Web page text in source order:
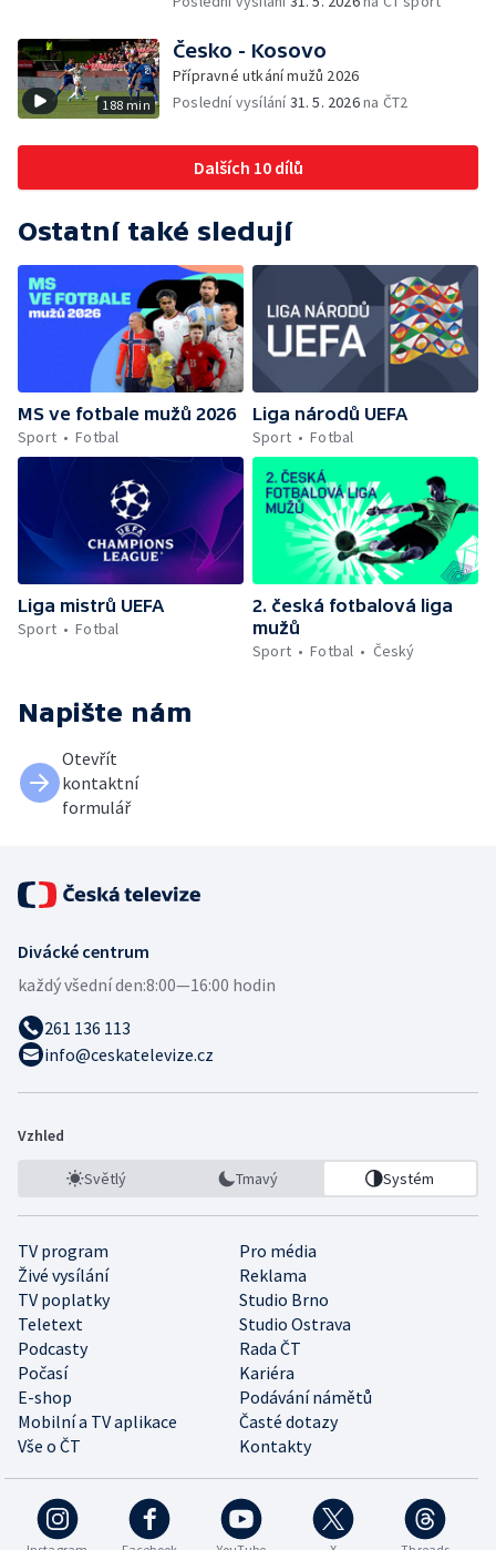
188 min
Česko - Kosovo
Přípravné utkání mužů 2026
Poslední vysílání31. 5. 2026na ČT2
Dalších 10 dílů
Ostatní také sledují
MS ve fotbale mužů 2026
Sport
Fotbal
Liga národů UEFA
Sport
Fotbal
Liga mistrů UEFA
Sport
Fotbal
2. česká fotbalová liga
mužů
Sport
Fotbal Český
Napište nám
Otevřít
kontaktní
formulář
Divácké centrum
každý všední den:8:00—16:00 hodin
261 136 113
info@ceskatelevize.cz
Vzhled
Světlý Tmavý Systém
TV program
Pro média
Živé vysílání
Reklama
TV poplatky
Studio Brno
Teletext
Studio Ostrava
Podcasty
Rada ČT
Počasí
Kariéra
E-shop
Podávání námětů
Mobilní a TV aplikace
Časté dotazy
Vše o ČT
Kontakty